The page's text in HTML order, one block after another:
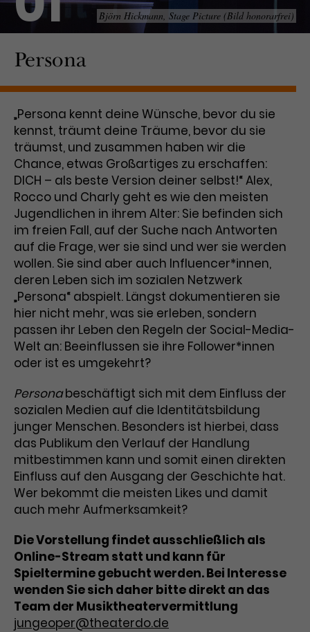
Laufzeit 1 Tag
Zweck
wird verwendet, um Informationen
Besucher*innen eine Website
nutzen, und hilft bei der Erstellung
eines Analyseberichts über die
Performance der Website. Die
erhobenen Daten umfassen in
anonymisierter Form die Anzahl
der Besuche, die Quelle, aus der sie
stammen, und die besuchten
Seiten.
Name _gat_UA-63561367-1
Anbieter Google Analytics
Laufzeit 1 Minute
Zweck
Das ist ein von Google Analytics
gesetztes Cookie. Bestimmte
Daten werden nur maximal einmal
pro Minute an Google Analytics
gesendet. Solange es gesetzt ist,
werden bestimmte
Datenübertragungen
unterbunden.
Name
Anbieter Google Ads
Laufzeit 3 Monate
Zweck
Dieses Cookie speichert
Informationen zu Werbeklicks und
dient der Zuordnung von
Conversions zu Google Ads-
Kampagnen.
Name _gcl_dc
Anbieter Google / DoubleClick
Laufzeit 3 Monate
Zweck
Dieses Cookie wird verwendet, um
Nutzerinteraktionen mit
Werbeanzeigen zu messen und
Remarketing-Funktionen
bereitzustellen.
Name IDE
Anbieter Google / DoubleClick
Laufzeit 1 Jahr
Zweck
Dieses Cookie dient der Anzeige
personalisierter Werbung und
misst die Wirksamkeit von
Werbekampagnen über
Björn Hickmann, Stage Picture (Bild honorarfrei)
Persona
„Persona kennt deine Wünsche, bevor du sie
kennst, träumt deine Träume, bevor du sie
träumst, und zusammen haben wir die
Chance, etwas Großartiges zu erschaffen:
DICH – als beste Version deiner selbst!“ Alex,
Rocco und Charly geht es wie den meisten
Jugendlichen in ihrem Alter: Sie befinden sich
im freien Fall, auf der Suche nach Antworten
auf die Frage, wer sie sind und wer sie werden
wollen. Sie sind aber auch Influencer*innen,
deren Leben sich im sozialen Netzwerk
„Persona“ abspielt. Längst dokumentieren sie
hier nicht mehr, was sie erleben, sondern
passen ihr Leben den Regeln der Social-Media-
Welt an: Beeinflussen sie ihre Follower*innen
oder ist es umgekehrt?
Personabeschäftigt sich mit dem Einfluss der
sozialen Medien auf die Identitätsbildung
junger Menschen. Besonders ist hierbei, dass
das Publikum den Verlauf der Handlung
mitbestimmen kann und somit einen direkten
Einfluss auf den Ausgang der Geschichte hat.
Wer bekommt die meisten Likes und damit
auch mehr Aufmerksamkeit?
Die Vorstellung findet ausschließlich als
Online-Stream statt und kann für
Spieltermine gebucht werden. Bei Interesse
wenden Sie sich daher bitte direkt an das
Team der Musiktheatervermittlung
jungeoper@theaterdo.de